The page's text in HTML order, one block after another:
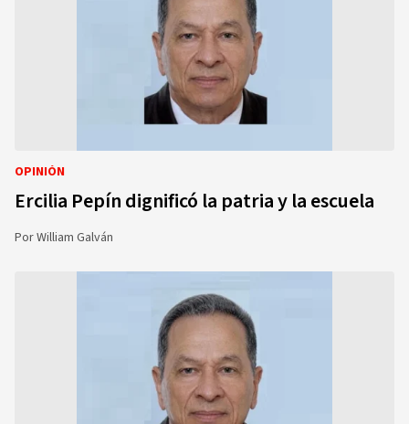
OPINIÓN
Ercilia Pepín dignificó la patria y la escuela
PorWilliam Galván